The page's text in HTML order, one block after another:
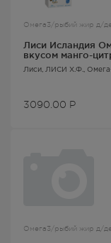
Омега3/рыбий жир д/
Лиси Исландия
вкусом манго-
Лиси , ЛИСИ Х.Ф.,
3090.00 Р
Омега3/рыбий жир д/